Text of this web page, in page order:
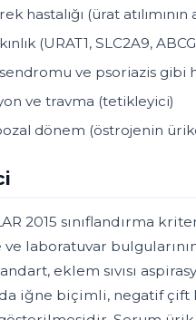
hastalığı (ürat atılımının
(URAT1, SLC2A9,
ve psoriazis gibi
ve travma (tetikleyici)
dönem (östrojenin
2015 sınıflandırma
ve laboratuvar
eklem sıvısı
iğne biçimli, negatif çift